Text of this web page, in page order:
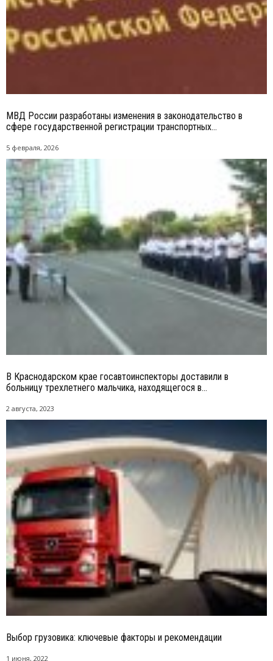
МВД России разработаны изменения в законодательство в
сфере государственной регистрации транспортных...
5 февраля, 2026
В Краснодарском крае госавтоинспекторы доставили в
больницу трехлетнего мальчика, находящегося в...
2 августа, 2023
Выбор грузовика: ключевые факторы и рекомендации
1 июня, 2022